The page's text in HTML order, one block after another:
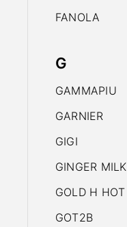
FANOLA
G
GAMMAPIU
GARNIER
GIGI
GINGER MILK
GOLD H HOT
GOT2B